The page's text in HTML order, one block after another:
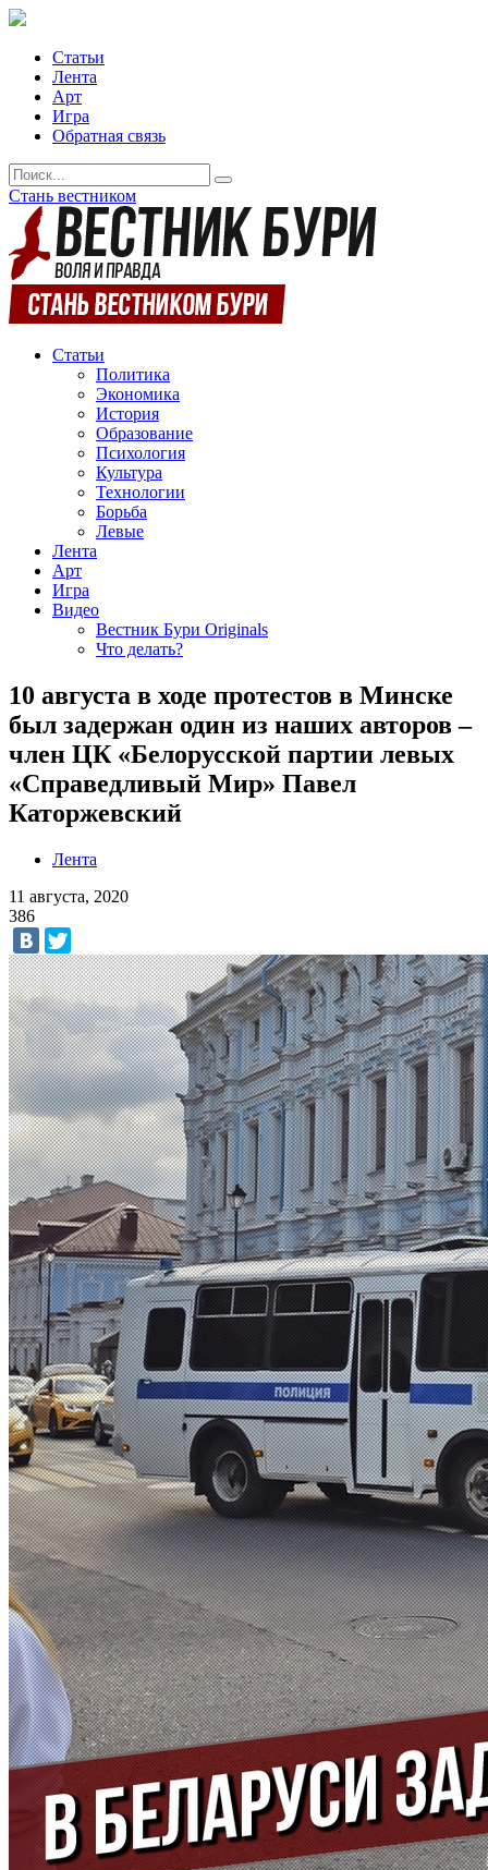
Статьи
Лента
Арт
Игра
Обратная связь
Стань вестником
Статьи
Политика
Экономика
История
Образование
Психология
Культура
Технологии
Борьба
Левые
Лента
Арт
Игра
Видео
Вестник Бури Originals
Что делать?
10 августа в ходе протестов в Минске
был задержан один из наших авторов –
член ЦК «Белорусской партии левых
«Справедливый Мир» Павел
Каторжевский
Лента
11 августа, 2020
386